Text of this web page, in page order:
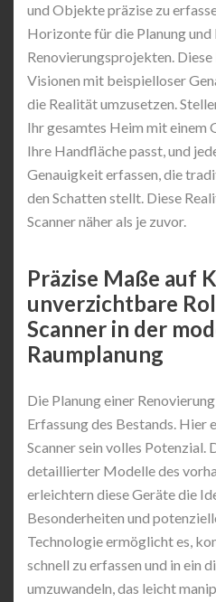
und Objekte präzise zu
Horizonte für die Planung
Renovierungsprojekten.
Visionen mit beispielloser
die Realität umzusetzen.
Ihr gesamtes Heim mit einem
Ihre Handfläche passt, und
Genauigkeit erfassen, die
den Schatten stellt. Diese
Scanner näher als je zuvor.
Präzise Maße auf
unverzichtbare
Scanner in der
Raumplanung
Die Planung einer
Erfassung des Bestands.
Scanner sein volles Potenzial.
detaillierter Modelle des
erleichtern diese Geräte die
Besonderheiten und
Technologie ermöglicht es,
schnell zu erfassen und in ein
umzuwandeln, das leicht